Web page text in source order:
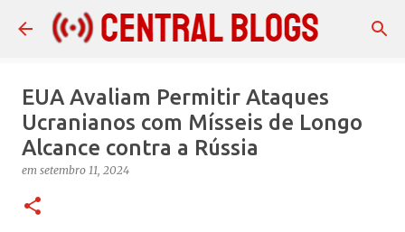
Pular para o conteúdo principal
EUA Avaliam Permitir Ataques
Ucranianos com Mísseis de Longo
Alcance contra a Rússia
em setembro 11, 2024